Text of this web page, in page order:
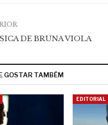
DE BRUNA VIOLA
GOSTAR TAMBÉM
EDITORIAL